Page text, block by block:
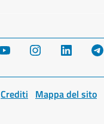
YouTube Instagram LinkedIn
Crediti Mappa del sito